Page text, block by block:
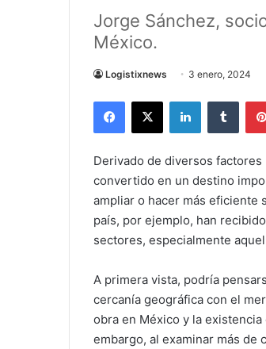
Jorge Sánchez,
México.
Logistixnews 3 enero, 2024
Derivado de diversos
convertido en un destino
ampliar o hacer más eficiente
país, por ejemplo, han
sectores, especialmente
A primera vista, podría
cercanía geográfica con el
obra en México y la existencia
embargo, al examinar más